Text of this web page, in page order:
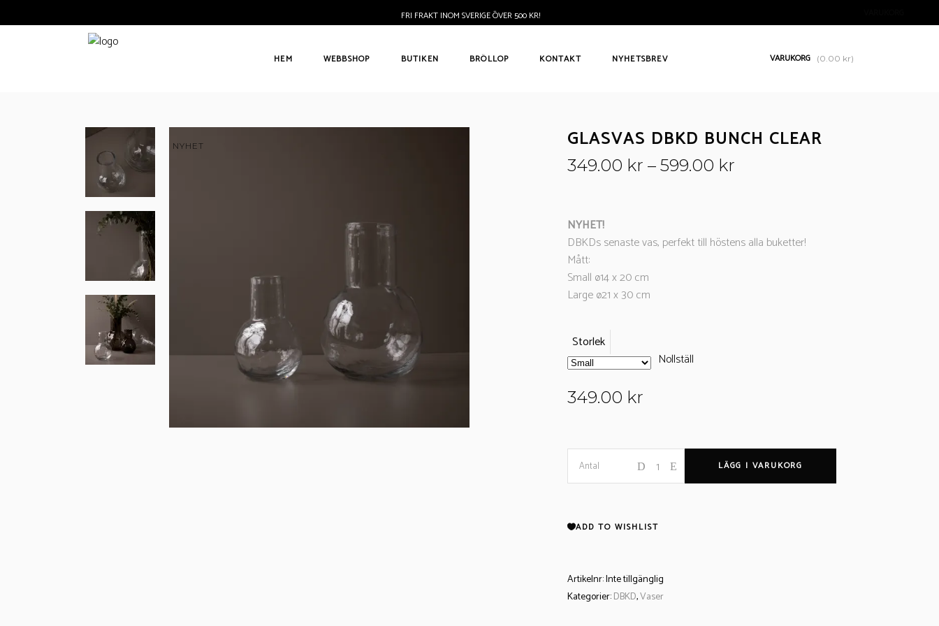
FRI FRAKT INOM SVERIGE ÖVER 500 KR!
HEM WEBBSHOP BUTIKEN BRÖLLOP KONTAKT NYHETSBREV VARUKORG (0.00 kr)
NYHET GLASVAS DBKD BUNCH CLEAR
349.00 kr – 599.00 kr
NYHET!
DBKDs senaste vas, perfekt till höstens alla buketter!
Mått:
Small ø14 x 20 cm
Large ø21 x 30 cm
Storlek
Nollställ
349.00 kr
Glasvas
Bunch
Clear
quantity
Antal LÄGG I VARUKORG
ADD TO WISHLIST
Artikelnr:Inte tillgänglig
Kategorier:DBKD,Vaser